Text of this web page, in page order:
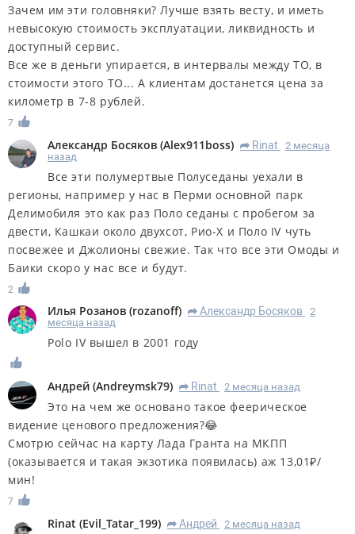
Зачем им эти головняки? Лучше взять весту, и иметь
невысокую стоимость эксплуатации, ликвидность и
доступный сервис.
Все же в деньги упирается, в интервалы между ТО, в
стоимости этого ТО... А клиентам достанется цена за
километр в 7-8 рублей.
7
Александр Босяков (Alex911boss) R Rinat
2 месяца
назад
Все эти полумертвые Полуседаны уехали в
регионы, например у нас в Перми основной парк
Делимобиля это как раз Поло седаны с пробегом за
двести, Кашкаи около двухсот, Рио-Х и Поло IV чуть
посвежее и Джолионы свежие. Так что все эти Омоды и
Баики скоро у нас все и будут.
2
Илья Розанов (rozanoff) R Александр Босяков
2
месяца назад
Polo IV вышел в 2001 году
Андрей (Andreymsk79) R Rinat 2 месяца назад
Это на чем же основано такое феерическое
видение ценового предложения?😂
Смотрю сейчас на карту Лада Гранта на МКПП
(оказывается и такая экзотика появилась) аж 13,01₽/
мин!
7
Rinat (Evil_Tatar_199) R Андрей 2 месяца назад